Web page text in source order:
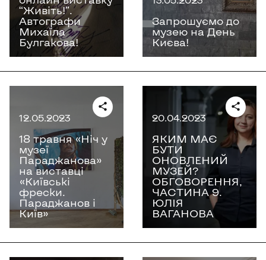
“Живіть!”.
Автографи
Михаїла
Булгакова!
Запрошуємо до
музею на День
Києва!
12.05.2023
18 травня «Ніч у
музеї
Параджанова»
на виставці
«Київські
фрески.
Параджанов і
Київ»
20.04.2023
ЯКИМ МАЄ
БУТИ
ОНОВЛЕНИЙ
МУЗЕЙ?
ОБГОВОРЕННЯ,
ЧАСТИНА 9.
ЮЛІЯ
ВАГАНОВА
19.04.2023